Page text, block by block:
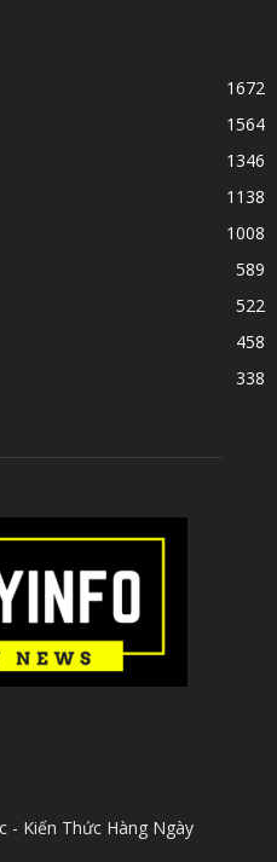
1672
1564
1346
1138
1008
589
522
458
338
- Kiến Thức Hàng Ngày